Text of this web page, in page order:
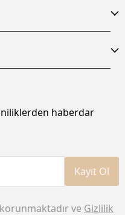
haberdar
Kayıt Ol
ve Gizlilik